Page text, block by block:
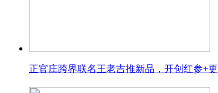
正官庄跨界联名王老吉推新品，开创红参+更